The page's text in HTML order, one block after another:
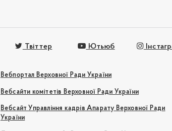
Твіттер Ютьюб
Вебпортал Верховної Ради України
Вебсайти комітетів Верховної Ради України
Вебсайт Управління кадрів Апарату Верховної Ради
України